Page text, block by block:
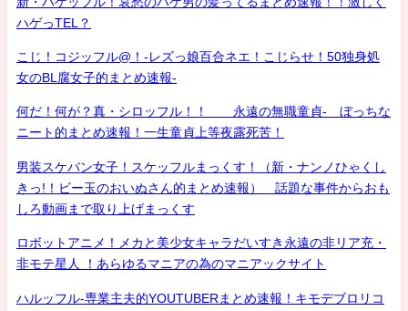
ハゲっTEL？
こじ！コジッフル@！-レズっ娘百合ネエ！こじらせ！50独身処
女のBL腐女子的まとめ速報-
何だ！何が？真・シロッフル！！ 永遠の無職童貞- ぼっちな
ニート的まとめ速報！一生童貞上等夜露死苦！
男装スケバン女子！スケッフルまっくす！（新・ナンノひゃくし
きっ!！ビー玉のおいぬさん的まとめ速報） 話題な事件からおも
しろ動画まで取り上げまっくす
ロボットアニメ！メカと美少女キャラだいすき永遠の非リア充・
非モテ星人 ！あらゆるマニアの為のマニアックサイト
ハルッフル-専業主夫的YOUTUBERまとめ速報！キモデブロリコ